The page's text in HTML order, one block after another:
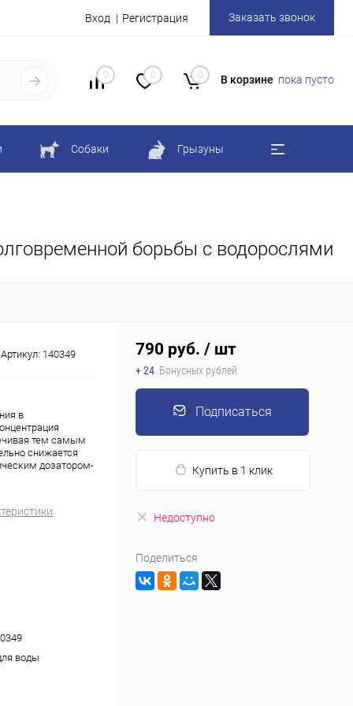
Вход Регистрация Заказать звонок
0 0 0 В корзине пока пусто
Собаки Грызуны
борьбы с водорослями
Артикул: 140349
в
тем самым
снижается
дозатором-
воды
790 руб. / шт
+ 24 Бонусных рублей
Подписаться
Купить в 1 клик
Недоступно
Поделиться